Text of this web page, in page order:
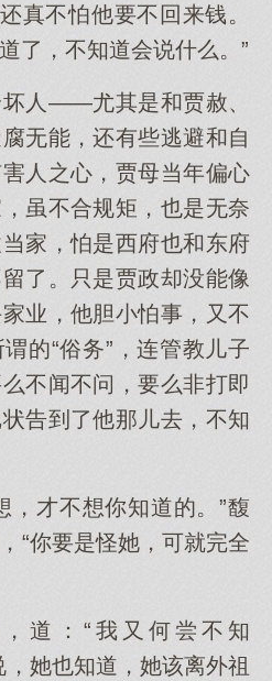
真不怕他要不回来钱。
了，不知道会说什么。”
人——尤其是和贾赦、
无能，还有些逃避和自
人之心，贾母当年偏心
虽不合规矩，也是无奈
家，怕是西府也和东府
了。只是贾政却没能像
业，他胆小怕事，又不
的“俗务”，连管教儿子
不闻不问，要么非打即
告到了他那儿去，不知
，才不想你知道的。”馥
“你要是怪她，可就完全
道：“我又何尝不知
她也知道，她该离外祖